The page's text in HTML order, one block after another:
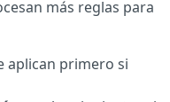
más reglas para
aplican primero si